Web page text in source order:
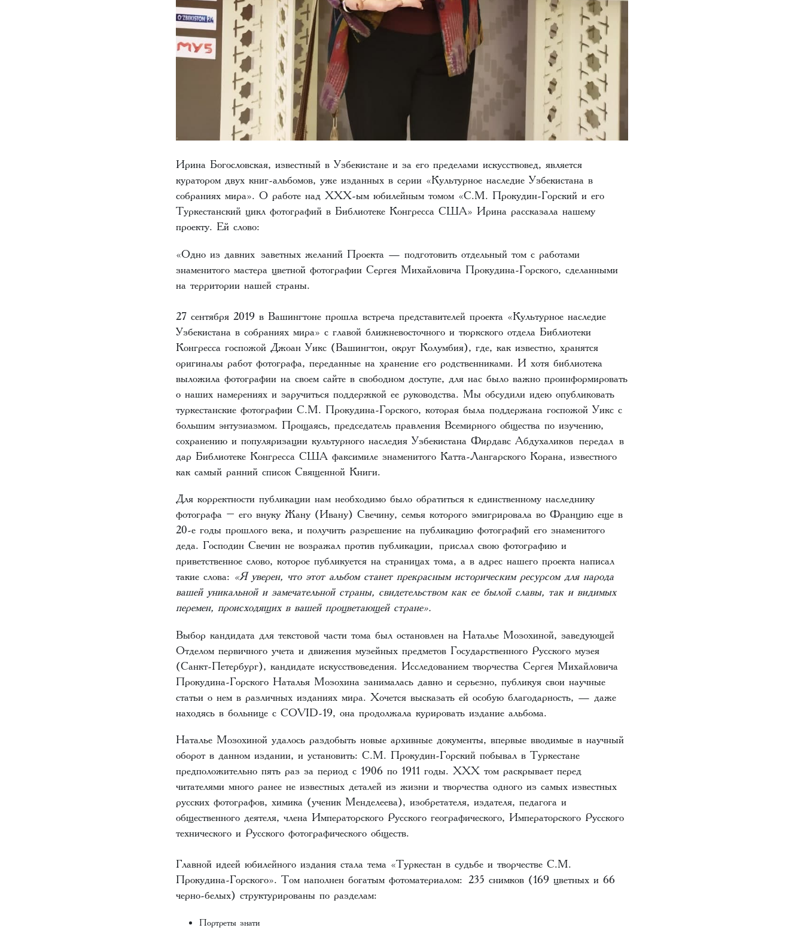
Ирина Богословская, известный в Узбекистане и за его пределами искусствовед, является
куратором двух книг-альбомов, уже изданных в серии «Культурное наследие Узбекистана в
собраниях мира». О работе над XXX-ым юбилейным томом «С.М. Прокудин-Горский и его
Туркестанский цикл фотографий в Библиотеке Конгресса США» Ирина рассказала нашему
проекту. Ей слово:
«Одно из давних заветных желаний Проекта — подготовить отдельный том с работами
знаменитого мастера цветной фотографии Сергея Михайловича Прокудина-Горского, сделанными
на территории нашей страны.
27 сентября 2019 в Вашингтоне прошла встреча представителей проекта «Культурное наследие
Узбекистана в собраниях мира» с главой ближневосточного и тюркского отдела Библиотеки
Конгресса госпожой Джоан Уикс (Вашингтон, округ Колумбия), где, как известно, хранятся
оригиналы работ фотографа, переданные на хранение его родственниками. И хотя библиотека
выложила фотографии на своем сайте в свободном доступе, для нас было важно проинформировать
о наших намерениях и заручиться поддержкой ее руководства. Мы обсудили идею опубликовать
туркестанские фотографии С.М. Прокудина-Горского, которая была поддержана госпожой Уикс с
большим энтузиазмом. Прощаясь, председатель правления Всемирного общества по изучению,
сохранению и популяризации культурного наследия Узбекистана Фирдавс Абдухаликов передал в
дар Библиотеке Конгресса США факсимиле знаменитого Катта-Лангарского Корана, известного
как самый ранний список Священной Книги.
Для корректности публикации нам необходимо было обратиться к единственному наследнику
фотографа – его внуку Жану (Ивану) Свечину, семья которого эмигрировала во Францию еще в
20-е годы прошлого века, и получить разрешение на публикацию фотографий его знаменитого
деда. Господин Свечин не возражал против публикации, прислал свою фотографию и
приветственное слово, которое публикуется на страницах тома, а в адрес нашего проекта написал
такие слова: «Я уверен, что этот альбом станет прекрасным историческим ресурсом для народа
вашей уникальной и замечательной страны, свидетельством как ее былой славы, так и видимых
перемен, происходящих в вашей процветающей стране».
Выбор кандидата для текстовой части тома был остановлен на Наталье Мозохиной, заведующей
Отделом первичного учета и движения музейных предметов Государственного Русского музея
(Санкт-Петербург), кандидате искусствоведения. Исследованием творчества Сергея Михайловича
Прокудина-Горского Наталья Мозохина занималась давно и серьезно, публикуя свои научные
статьи о нем в различных изданиях мира. Хочется высказать ей особую благодарность, — даже
находясь в больнице с СOVID-19, она продолжала курировать издание альбома.
Наталье Мозохиной удалось раздобыть новые архивные документы, впервые вводимые в научный
оборот в данном издании, и установить: С.М. Прокудин-Горский побывал в Туркестане
предположительно пять раз за период с 1906 по 1911 годы. XXX том раскрывает перед
читателями много ранее не известных деталей из жизни и творчества одного из самых известных
русских фотографов, химика (ученик Менделеева), изобретателя, издателя, педагога и
общественного деятеля, члена Императорского Русского географического, Императорского Русского
технического и Русского фотографического обществ.
Главной идеей юбилейного издания стала тема «Туркестан в судьбе и творчестве С.М.
Прокудина-Горского». Том наполнен богатым фотоматериалом: 235 снимков (169 цветных и 66
черно-белых) структурированы по разделам:
Портреты знати